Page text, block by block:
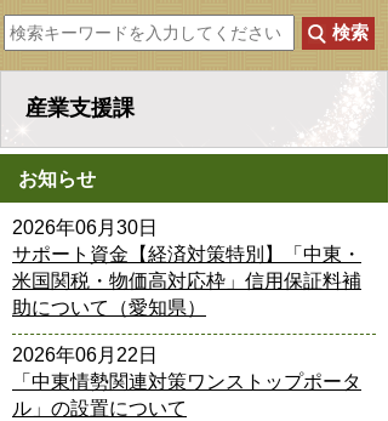
産業支援課
お知らせ
2026年06月30日
サポート資金【経済対策特別】「中東・
米国関税・物価高対応枠」信用保証料補
助について（愛知県）
2026年06月22日
「中東情勢関連対策ワンストップポータ
ル」の設置について